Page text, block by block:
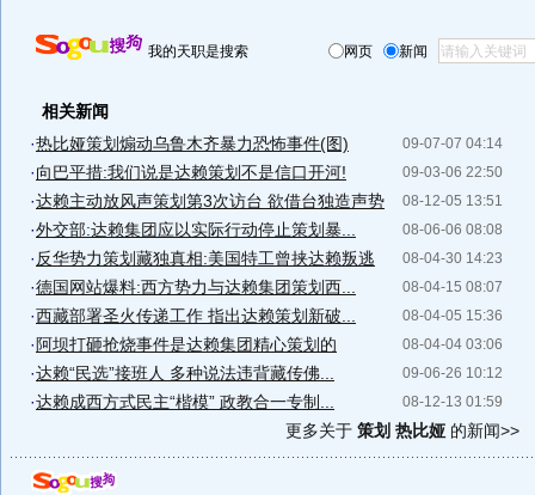
我的天职是搜索 网页 新闻
相关新闻
09-07-07 04:14
·热比娅策划煽动乌鲁木齐暴力恐怖事件(图)
09-03-06 22:50
·向巴平措:我们说是达赖策划不是信口开河!
08-12-05 13:51
·达赖主动放风声策划第3次访台 欲借台独造声势
08-06-06 08:08
·外交部:达赖集团应以实际行动停止策划暴...
08-04-30 14:23
· 反华势力策划藏独真相:美国特工曾挟达赖叛逃
08-04-15 08:07
·德国网站爆料:西方势力与达赖集团策划西...
08-04-05 15:36
·西藏部署圣火传递工作 指出达赖策划新破...
08-04-04 03:06
· 阿坝打砸抢烧事件是达赖集团精心策划的
09-06-26 10:12
·达赖“民选”接班人 多种说法违背藏传佛...
08-12-13 01:59
·达赖成西方式民主“楷模” 政教合一专制...
更多关于 策划 热比娅 的新闻>>